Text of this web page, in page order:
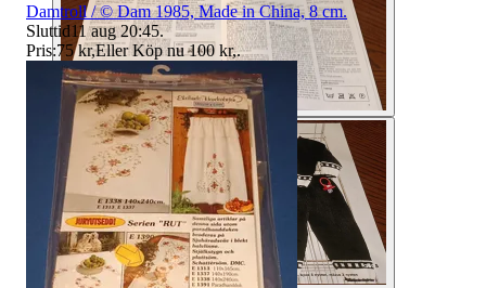
Damtroll / © Dam 1985, Made in China, 8 cm.
Sluttid11 aug 20:45.
Pris:75 kr,Eller Köp nu 100 kr,.